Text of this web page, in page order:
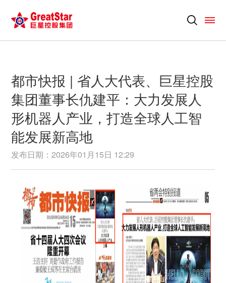
都市快报 | 省人大代表、巨星控股
集团董事长仇建平：大力发展人
形机器人产业，打造全球人工智
能发展新高地
发布日期：2026年01月15日 12:29